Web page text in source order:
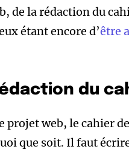
de la rédaction du
étant encore d’être
du
projet web, le cahier
que soit. Il faut